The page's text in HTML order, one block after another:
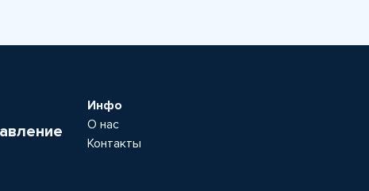
Инфо
О нас
Контакты